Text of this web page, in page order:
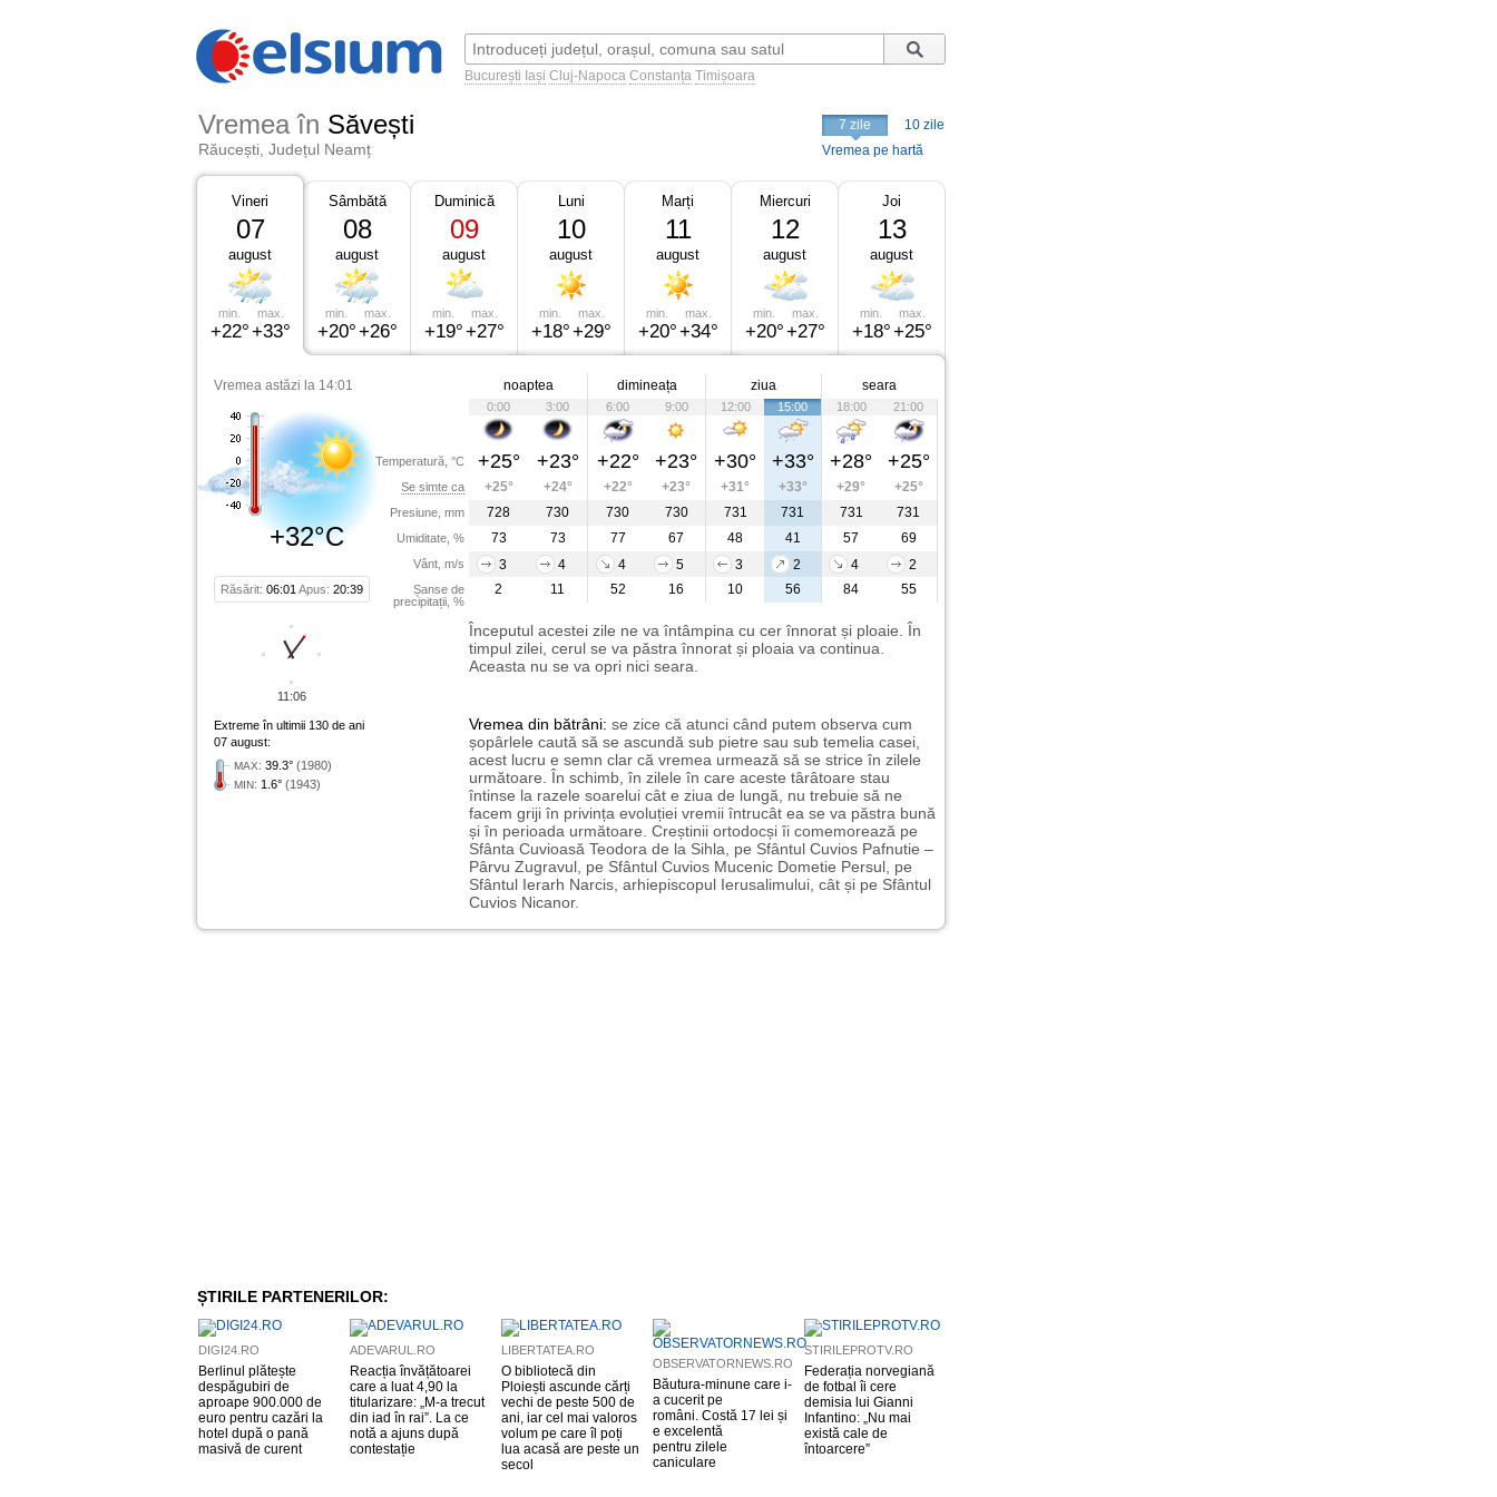
București Iași Cluj-Napoca Constanța Timișoara
Vremea în Săvești
Răucești, Județul Neamț
7 zile
10 zile
Vremea pe hartă
Vineri
07
august
min.
+22°
max.
+33°
Sâmbătă
08
august
min.
+20°
max.
+26°
Duminică
09
august
min.
+19°
max.
+27°
Luni
10
august
min.
+18°
max.
+29°
Marți
11
august
min.
+20°
max.
+34°
Miercuri
12
august
min.
+20°
max.
+27°
Joi
13
august
min.
+18°
max.
+25°
Vremea astăzi la 14:01
+32°C
Răsărit: 06:01 Apus: 20:39
Temperatură, °C
Se simte ca
Presiune, mm
Umiditate, %
Vânt, m/s
Șanse de
precipitații, %
noaptea dimineața ziua seara
0:00 3:00 6:00 9:00 12:00 15:00 18:00 21:00
+25° +23° +22° +23° +30° +33° +28° +25°
+25° +24° +22° +23° +31° +33° +29°
+25°
728
730 730 730 731 731 731
731
73
73 77 67 48 41 57
69
3
4 4 5 3 2 4
2
2
11 52 16 10 56 84 55
Începutul acestei zile ne va întâmpina cu cer înnorat și ploaie. În
timpul zilei, cerul se va păstra înnorat și ploaia va continua.
Aceasta nu se va opri nici seara.
Extreme în ultimii 130 de ani
07 august:
MAX: 39.3° (1980)
MIN: 1.6° (1943)
Vremea din bătrâni: se zice că atunci când putem observa cum
șopârlele caută să se ascundă sub pietre sau sub temelia casei,
acest lucru e semn clar că vremea urmează să se strice în zilele
următoare. În schimb, în zilele în care aceste târâtoare stau
întinse la razele soarelui cât e ziua de lungă, nu trebuie să ne
facem griji în privința evoluției vremii întrucât ea se va păstra bună
și în perioada următoare. Creștinii ortodocși îi comemorează pe
Sfânta Cuvioasă Teodora de la Sihla, pe Sfântul Cuvios Pafnutie –
Pârvu Zugravul, pe Sfântul Cuvios Mucenic Dometie Persul, pe
Sfântul Ierarh Narcis, arhiepiscopul Ierusalimului, cât și pe Sfântul
Cuvios Nicanor.
11:06
ȘTIRILE PARTENERILOR:
DIGI24.RO
Berlinul plătește
despăgubiri de
aproape 900.000 de
euro pentru cazări la
hotel după o pană
masivă de curent
ADEVARUL.RO
Reacția învățătoarei
care a luat 4,90 la
titularizare: „M-a trecut
din iad în rai”. La ce
notă a ajuns după
contestație
LIBERTATEA.RO
O bibliotecă din
Ploiești ascunde cărți
vechi de peste 500 de
ani, iar cel mai valoros
volum pe care îl poți
lua acasă are peste un
secol
OBSERVATORNEWS.RO
Băutura-minune care i-
a cucerit pe
români. Costă 17 lei și
e excelentă
pentru zilele
caniculare
STIRILEPROTV.RO
Federația norvegiană
de fotbal îi cere
demisia lui Gianni
Infantino: „Nu mai
există cale de
întoarcere”